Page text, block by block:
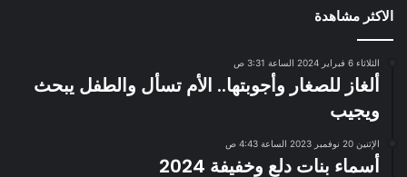
الاكثر مشاهدة
الثلاثاء 6 فبراير 2024 الساعة 3:31 ص
ألغاز للصغار وأجوبتها.. الأم تسأل والطفل يبحث
ويجيب
الإثنين 20 نوفمبر 2023 الساعة 4:43 ص
أسماء بنات دلع وخفيفة 2024